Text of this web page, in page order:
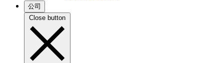
公司
Close button